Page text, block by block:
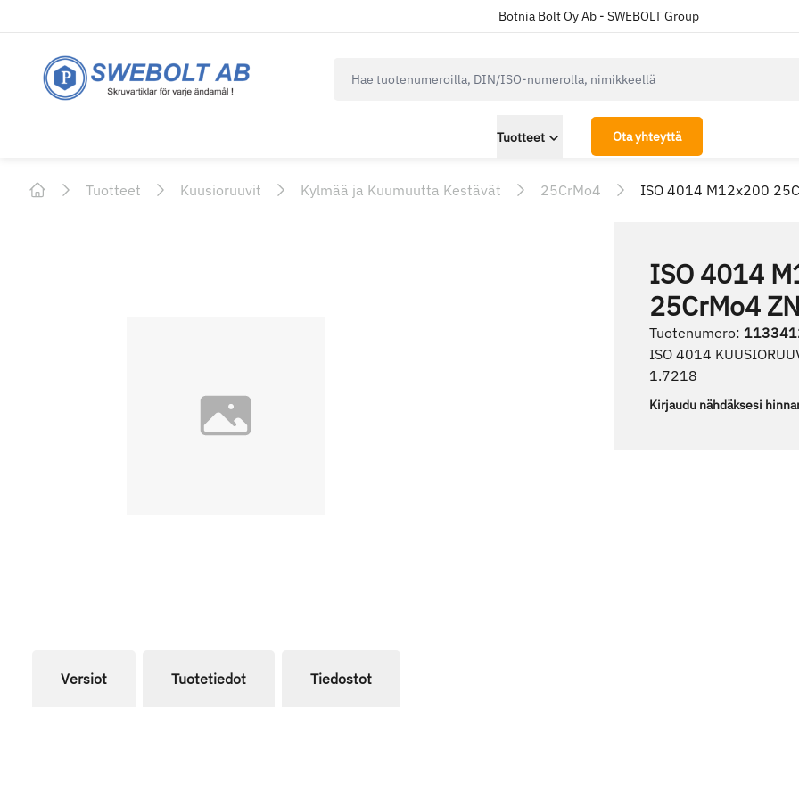
Botnia Bolt Oy Ab - SWEBOLT Group
Tuotteet Ota yhteyttä
Tuotteet Kuusioruuvit Kylmää ja Kuumuutta Kestävät 25CrMo4 ISO 4014 M12x200
ISO 4014
25CrMo4
Tuotenumero:
ISO 4014
1.7218
Kirjaudu nähdäksesi
Versiot Tuotetiedot Tiedostot